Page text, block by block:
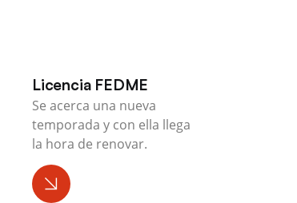
Licencia FEDME
Se acerca una nueva
temporada y con ella llega
la hora de renovar.